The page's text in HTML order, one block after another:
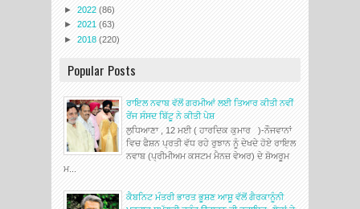
► 2022 (86)
► 2021 (63)
► 2018 (220)
Popular Posts
ਰਾਇਲ ਨਵਾਬ ਵੱਲੋਂ ਗਰਮੀਆਂ ਲਈ ਤਿਆਰ ਕੀਤੀ ਨਵੀਂ
ਰੇਂਜ ਸੰਸਦ ਬਿੱਟੂ ਨੇ ਕੀਤੀ ਪੇਸ਼
ਲੁਧਿਆਣਾ , 12 ਮਈ ( ਹਾਰਦਿਕ ਕੁਮਾਰ )-ਨੌਜਵਾਨਾਂ
ਵਿਚ ਫੈਸ਼ਨ ਪ੍ਰਤੀ ਵੱਧ ਰਹੇ ਰੁਝਾਨ ਨੂੰ ਦੇਖਦੇ ਹੋਏ ਰਾਇਲ
ਨਵਾਬ (ਪ੍ਰੀਮੀਅਮ ਕਸਟਮ ਮੈਨਜ਼ ਵੇਅਰ) ਦੇ ਸ਼ੋਅਰੂਮ
ਮ...
ਕੈਬਨਿਟ ਮੰਤਰੀ ਭਾਰਤ ਭੂਸ਼ਣ ਆਸ਼ੂ ਵੱਲੋਂ ਗੈਰਕਾਨੂੰਨੀ